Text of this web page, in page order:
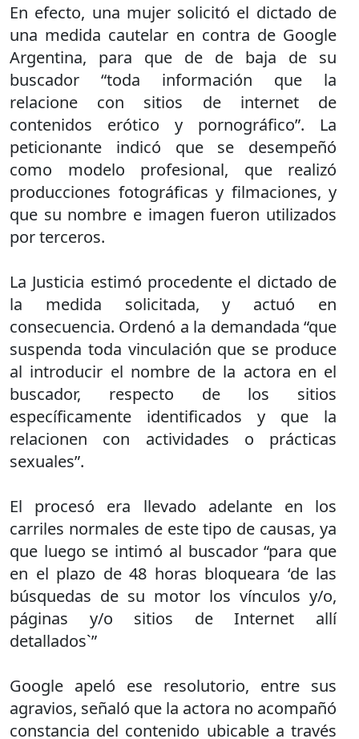
En efecto, una mujer solicitó el dictado de
una medida cautelar en contra de Google
Argentina, para que de de baja de su
buscador “toda información que la
relacione con sitios de internet de
contenidos erótico y pornográfico”. La
peticionante indicó que se desempeñó
como modelo profesional, que realizó
producciones fotográficas y filmaciones, y
que su nombre e imagen fueron utilizados
por terceros.
La Justicia estimó procedente el dictado de
la medida solicitada, y actuó en
consecuencia. Ordenó a la demandada “que
suspenda toda vinculación que se produce
al introducir el nombre de la actora en el
buscador, respecto de los sitios
específicamente identificados y que la
relacionen con actividades o prácticas
sexuales”.
El procesó era llevado adelante en los
carriles normales de este tipo de causas, ya
que luego se intimó al buscador “para que
en el plazo de 48 horas bloqueara ‘de las
búsquedas de su motor los vínculos y/o,
páginas y/o sitios de Internet allí
detallados`”
Google apeló ese resolutorio, entre sus
agravios, señaló que la actora no acompañó
constancia del contenido ubicable a través